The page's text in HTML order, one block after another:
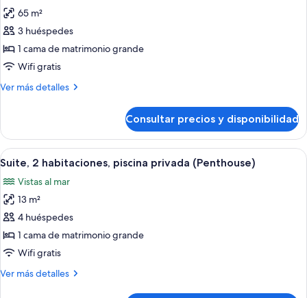
fotos
de
Suite
Deluxe
65 m²
3 huéspedes
1 cama de matrimonio grande
Wifi gratis
Ver más detalles
Más
Deluxe
Consultar precios y disponibilidad
Abrir
todas
las
fotos
de
Suite,
2
piscina
Un balcón moderno y soleado con
14
Suite, 2 habitaciones, piscina privada (Penthouse)
Vistas al mar
13 m²
4 huéspedes
1 cama de matrimonio grande
Wifi gratis
Ver más detalles
Más